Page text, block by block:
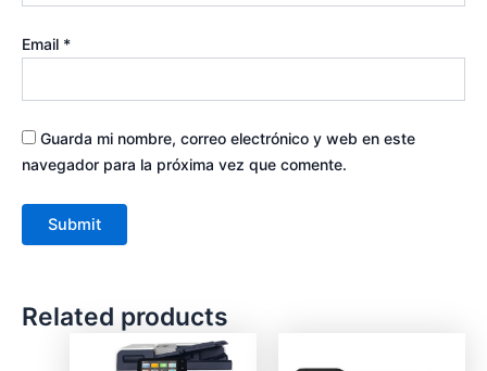
Email *
Guarda mi nombre, correo electrónico y web en este
navegador para la próxima vez que comente.
Related products